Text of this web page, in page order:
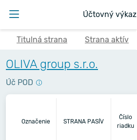
Účtovný výkaz
Titulná strana Strana aktív
OLIVA group s.r.o.
Úč POD
Označenie STRANA PASÍV
Číslo
riadku